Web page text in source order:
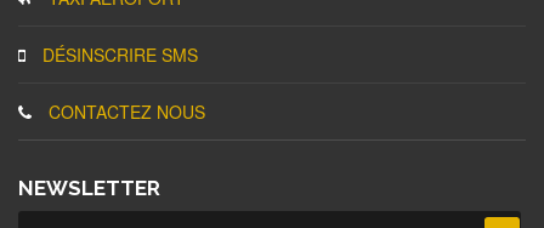
DÉSINSCRIRE SMS
CONTACTEZ NOUS
NEWSLETTER